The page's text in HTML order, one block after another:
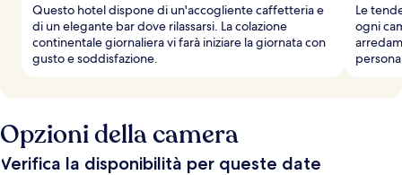
Questo hotel dispone di un'accogliente caffetteria e
di un elegante bar dove rilassarsi. La colazione
continentale giornaliera vi farà iniziare la giornata con
gusto e soddisfazione.
Le
ogni
Opzioni della camera
Verifica la disponibilità per queste date